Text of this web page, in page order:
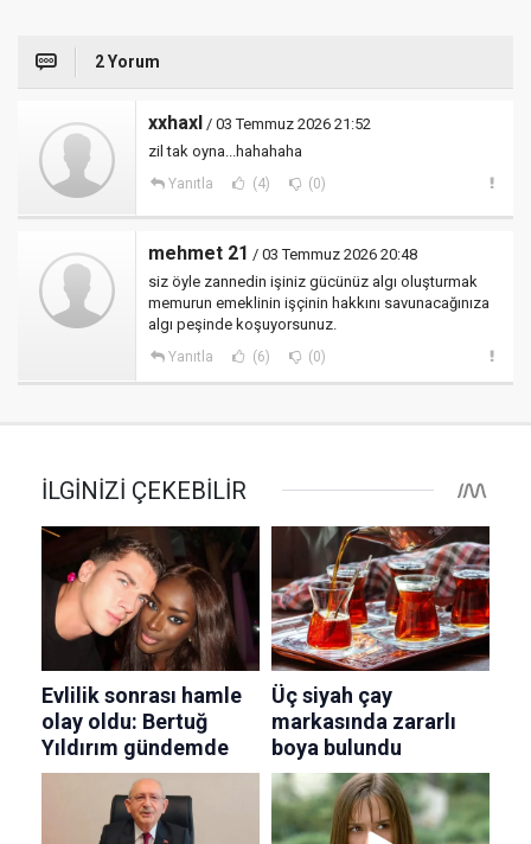
2 Yorum
xxhaxl / 03 Temmuz 2026 21:52
zil tak oyna...hahahaha
Yanıtla (4) (0)
mehmet 21 / 03 Temmuz 2026 20:48
siz öyle zannedin işiniz gücünüz algı oluşturmak
memurun emeklinin işçinin hakkını savunacağınıza
algı peşinde koşuyorsunuz.
Yanıtla (6) (0)